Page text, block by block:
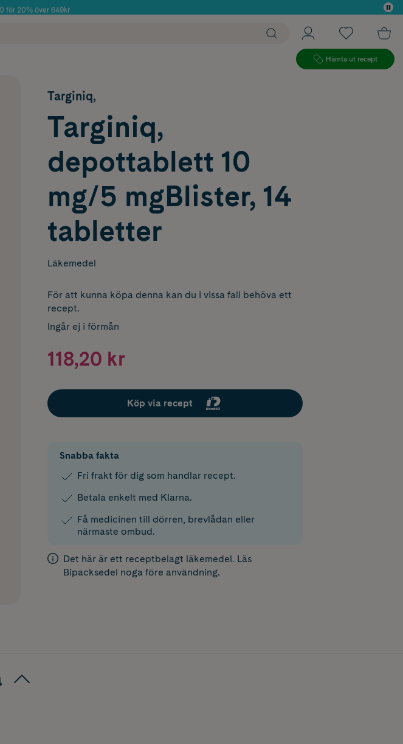
för 20% över 649kr
Hämta ut recept
Targiniq,
Targiniq,
depottablett 10
mg/5 mgBlister, 14
tabletter
Läkemedel
För att kunna köpa denna kan du i vissa fall behöva ett
recept.
Ingår ej i förmån
118,20 kr
Köp via recept
Snabba fakta
Fri frakt för dig som handlar recept.
Betala enkelt med Klarna.
Få medicinen till dörren, brevlådan eller
närmaste ombud.
Det här är ett receptbelagt läkemedel. Läs
Bipacksedel noga före användning.